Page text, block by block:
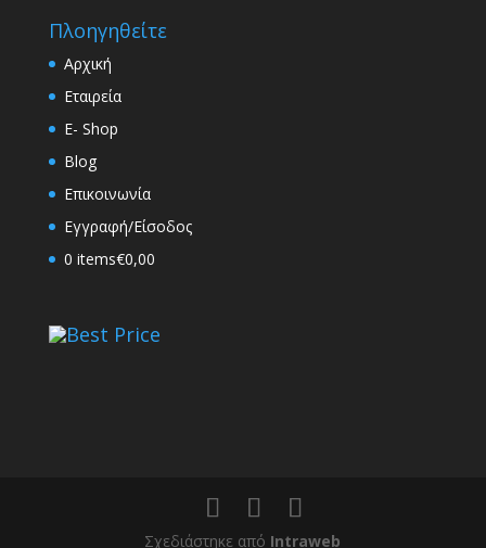
Πλοηγηθείτε
Αρχική
Εταιρεία
E- Shop
Blog
Επικοινωνία
Εγγραφή/Είσοδος
0 items€0,00
Best Price
Σχεδιάστηκε από Intraweb